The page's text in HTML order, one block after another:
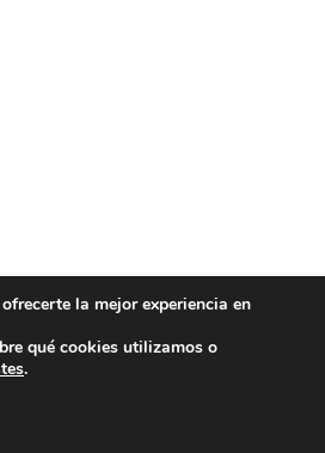
la mejor experiencia en
qué cookies utilizamos o
.